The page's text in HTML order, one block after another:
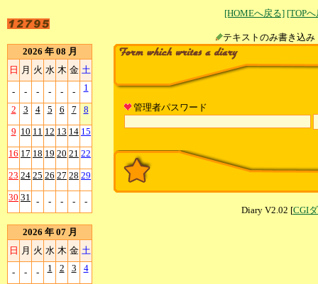
[HOMEへ戻る] [TOP
テキストのみ書
2026 年 08 月
日 月 火 水 木 金 土
- - - - - - 1
2 3 4 5 6 7 8
9 10 11 12 13 14 15
16 17 18 19 20 21 22
23 24 25 26 27 28 29
30 31 - - - - -
2026 年 07 月
日 月 火 水 木 金 土
- - - 1 2 3 4
管理者パスワード
Diary V2.02 [CGI